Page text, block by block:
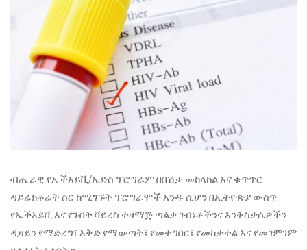
ብሔራዊ የኤችአይቪ/ኤድስ ፕሮግራም በበሽታ መከላከል እና ቁጥጥር
ዳይሬክቶሬት ስር ከሚገኙት ፕሮግራሞች አንዱ ሲሆን በኢትዮጵያ ውስጥ
የኤችአይቪ እና የጉበት ቫይረስ ተዛማጅ ጣልቃ ገብነቶችንና እንቅስቃሴዎችን
ዲዛይን የማድረግ፣ እቅድ የማውጣት፣ የመተግበር፣ የመከታተል እና የመገምገም